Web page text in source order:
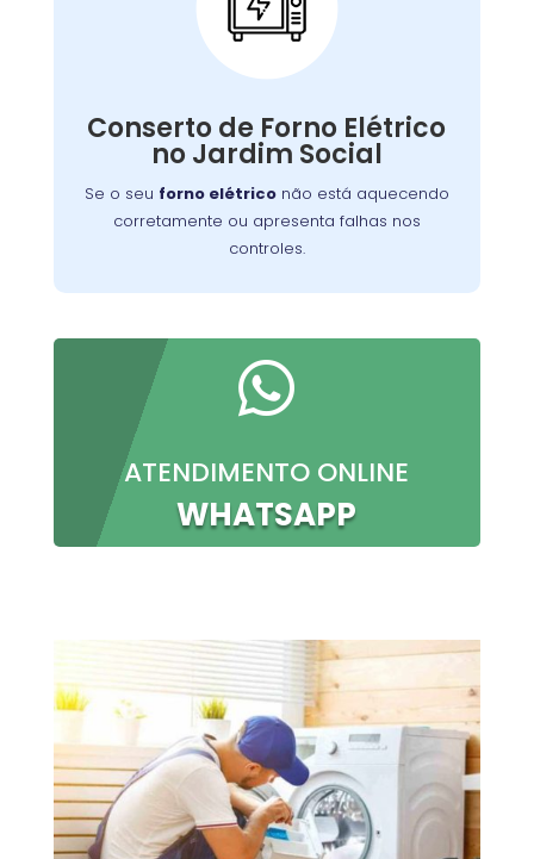
Conserto de Forno Elétrico
no Jardim Social
Se o seu forno elétriconão está aquecendo
corretamente ou apresenta falhas nos
controles.
Conserto de Forno
Elétrico:
o problema, permitindo que você continue a
preparar suas refeições favoritas sem

ATENDIMENTO ONLINE
WHATSAPP